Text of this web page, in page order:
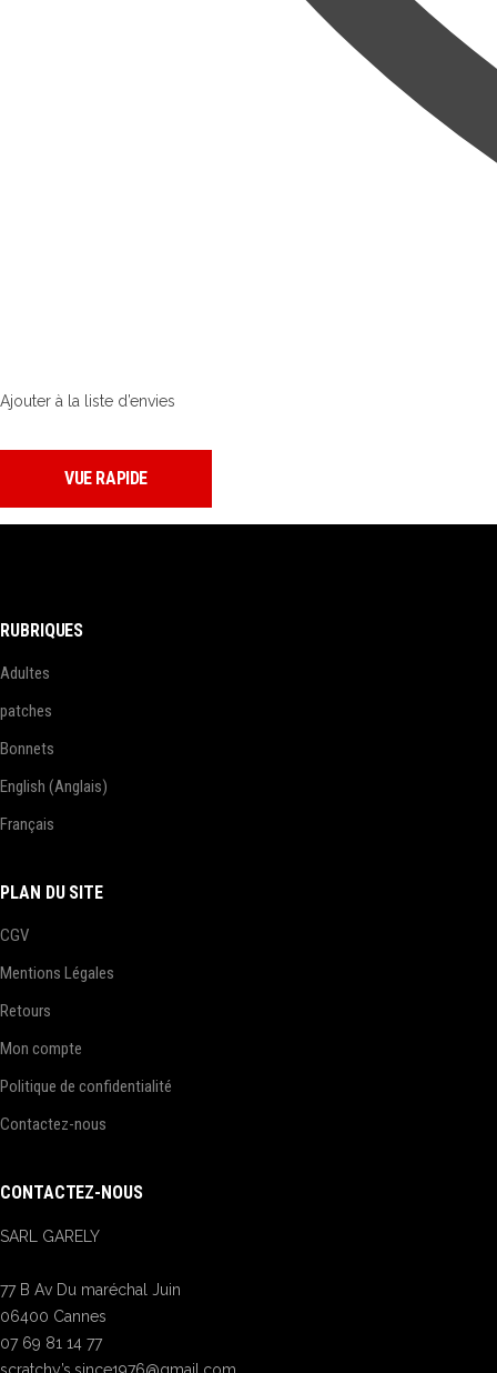
Ajouter à la liste d’envies
VUE RAPIDE
RUBRIQUES
Adultes
patches
Bonnets
English (Anglais)
Français
PLAN DU SITE
CGV
Mentions Légales
Retours
Mon compte
Politique de confidentialité
Contactez-nous
CONTACTEZ-NOUS
SARL GARELY
77 B Av Du maréchal Juin
06400 Cannes
07 69 81 14 77